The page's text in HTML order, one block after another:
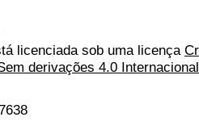
licenciada sob uma licença
derivações 4.0 Internacional